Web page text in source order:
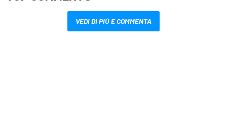
VEDI DI PIÙ E COMMENTA